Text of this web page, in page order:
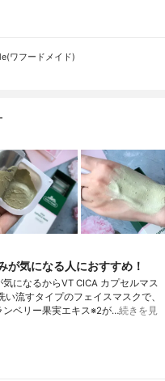
ワフードメイド)
が気になる人におすすめ！
になるからVT CICA カプセルマス
い流すタイプのフェイスマスクで、
ンベリー果実エキス※2が…続きを見